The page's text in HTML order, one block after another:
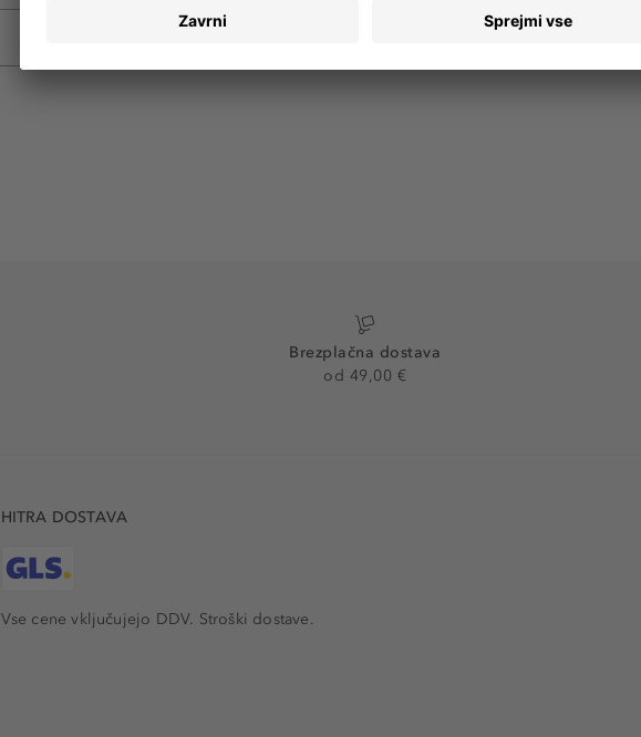
Brezplačna dostava
od 49,00 €
HITRA DOSTAVA
Vse cene vključujejo DDV. Stroški dostave.